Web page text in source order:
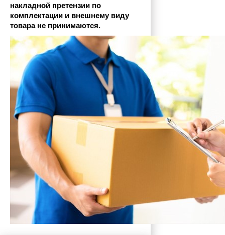
накладной претензии по
комплектации и внешнему виду
товара не принимаются.